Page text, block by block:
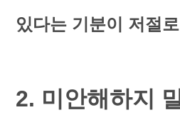
있다는 기분이 저절
2. 미안해하지